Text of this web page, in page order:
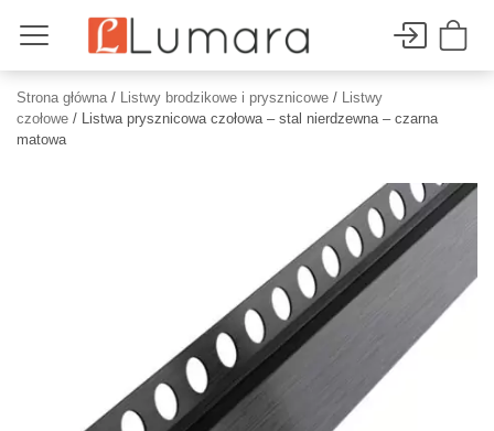
Strona główna/ Listwy brodzikowe i prysznicowe / Listwy
czołowe / Listwa prysznicowa czołowa – stal nierdzewna – czarna
matowa